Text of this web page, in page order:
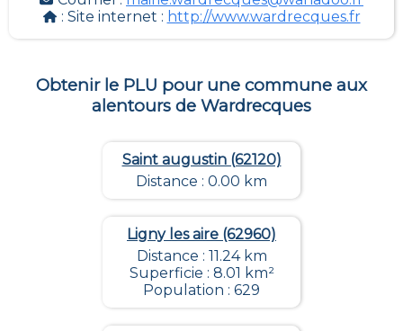
: Site internet : http://www.wardrecques.fr
Obtenir le PLU pour une commune aux
alentours de Wardrecques
Saint augustin (62120)
Distance : 0.00 km
Ligny les aire (62960)
Distance : 11.24 km
Superficie : 8.01 km²
Population : 629